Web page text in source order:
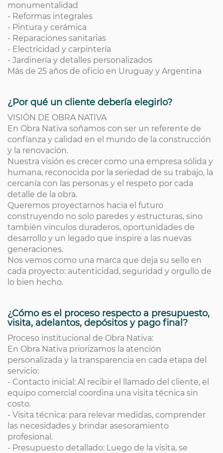
monumentalidad
- Reformas integrales
- Pintura y cerámica
- Reparaciones sanitarias
- Electricidad y carpintería
- Jardinería y detalles personalizados
Más de 25 años de oficio en Uruguay y Argentina
¿Por qué un cliente debería elegirlo?
VISIÓN DE OBRA NATIVA
En Obra Nativa soñamos con ser un referente de
confíanza y calidad en el mundo de la construcción
y la renovación.
Nuestra visión es crecer como una empresa sólida y
humana, reconocida por la seriedad de su trabajo, la
cercanía con las personas y el respeto por cada
detalle de la obra.
Queremos proyectarnos hacia el futuro
construyendo no solo paredes y estructuras, sino
también vinculos duraderos, oportunidades de
desarrollo y un legado que inspire a las nuevas
generaciones.
Nos vemos como una marca que deja su sello en
cada proyecto: autenticidad, seguridad y orgullo de
lo bien hecho.
¿Cómo es el proceso respecto a presupuesto,
visita, adelantos, depósitos y pago final?
Proceso institucional de Obra Nativa:
En Obra Nativa priorizamos la atención
personalizada y la transparencia en cada etapa del
servicio:
- Contacto inicial: Al recibir el llamado del cliente, el
equipo comercial coordina una visita técnica sin
costo.
- Visita técnica: para relevar medidas, comprender
las necesidades y brindar asesoramiento
profesional.
- Presupuesto detallado: Luego de la visita, se